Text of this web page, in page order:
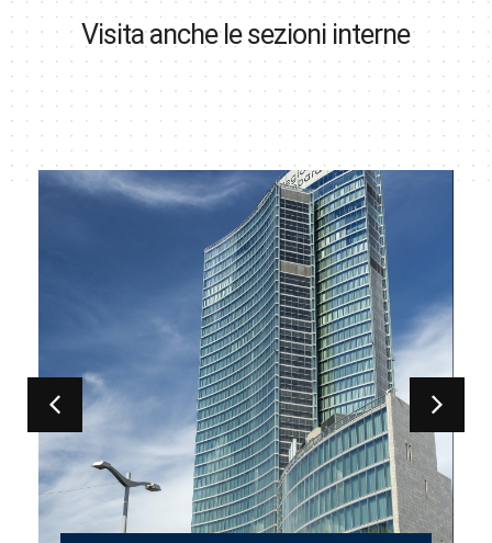
Visita anche le sezioni interne